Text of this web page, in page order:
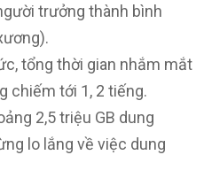
trưởng thành bình
tổng thời gian nhắm mắt
chiếm tới 1, 2 tiếng.
2,5 triệu GB dung
lo lắng về việc dung